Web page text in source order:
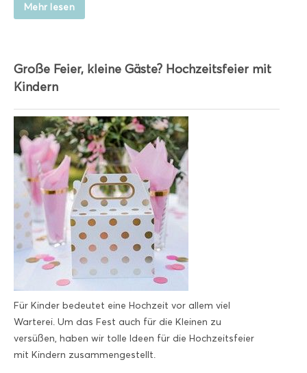
Mehr lesen
Große Feier, kleine Gäste? Hochzeitsfeier mit
Kindern
Für Kinder bedeutet eine Hochzeit vor allem viel
Warterei. Um das Fest auch für die Kleinen zu
versüßen, haben wir tolle Ideen für die Hochzeitsfeier
mit Kindern zusammengestellt.